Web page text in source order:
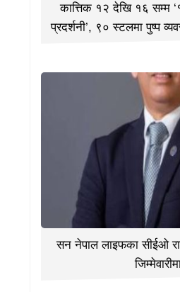
कात्तिक १२ देखि १६ सम्म
प्रदर्शनी’, ९० स्टलमा पुष्प
सन नेपाल लाइफका सीईओ